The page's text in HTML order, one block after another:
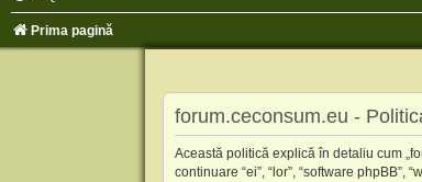
Prima pagină
forum.ceconsum.eu -
Această politică explică în detaliu cum
continuare “ei”, “lor”, “software